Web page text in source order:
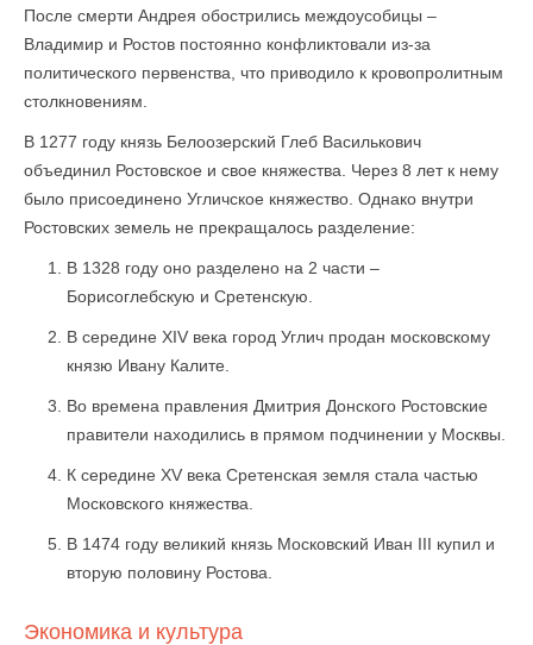
После смерти Андрея обострились междоусобицы –
Владимир и Ростов постоянно конфликтовали из-за
политического первенства, что приводило к кровопролитным
столкновениям.
В 1277 году князь Белоозерский Глеб Василькович
объединил Ростовское и свое княжества. Через 8 лет к нему
было присоединено Угличское княжество. Однако внутри
Ростовских земель не прекращалось разделение:
В 1328 году оно разделено на 2 части –
Борисоглебскую и Сретенскую.
В середине XIV века город Углич продан московскому
князю Ивану Калите.
Во времена правления Дмитрия Донского Ростовские
правители находились в прямом подчинении у Москвы.
К середине XV века Сретенская земля стала частью
Московского княжества.
В 1474 году великий князь Московский Иван III купил и
вторую половину Ростова.
Экономика и культура